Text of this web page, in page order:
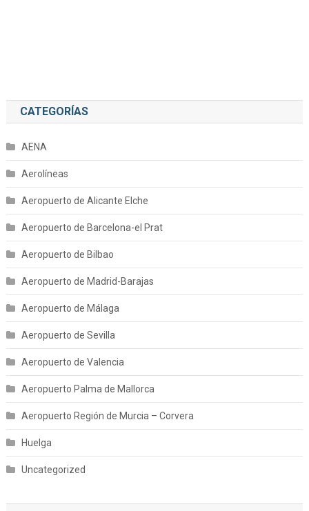
CATEGORÍAS
AENA
Aerolíneas
Aeropuerto de Alicante Elche
Aeropuerto de Barcelona-el Prat
Aeropuerto de Bilbao
Aeropuerto de Madrid-Barajas
Aeropuerto de Málaga
Aeropuerto de Sevilla
Aeropuerto de Valencia
Aeropuerto Palma de Mallorca
Aeropuerto Región de Murcia – Corvera
Huelga
Uncategorized